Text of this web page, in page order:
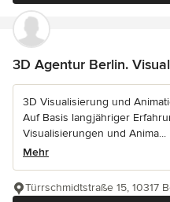
3D Agentur Berlin.
3D Visualisierung und
Auf Basis langjähriger
Visualisierungen und Anima...
Mehr
Türrschmidtstraße 15, 10317